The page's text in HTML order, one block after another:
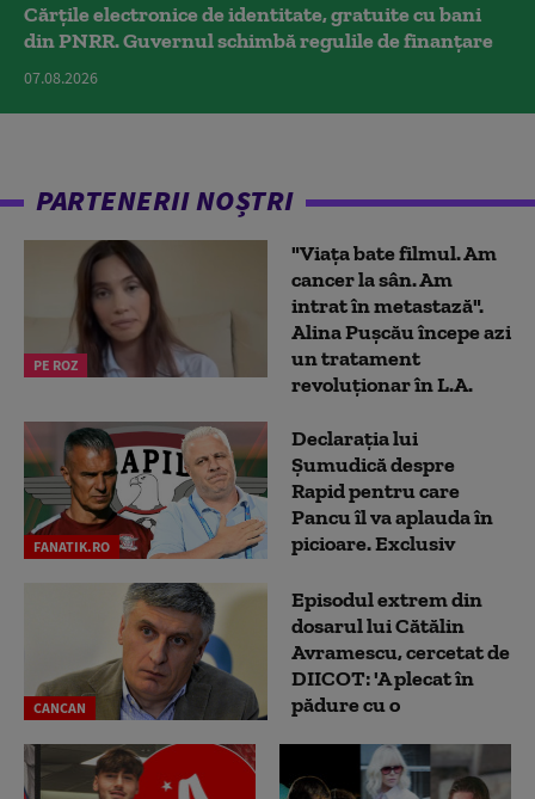
Cărțile electronice de identitate, gratuite cu bani
din PNRR. Guvernul schimbă regulile de finanțare
07.08.2026
PARTENERII NOȘTRI
PE ROZ
"Viața bate filmul. Am
cancer la sân. Am
intrat în metastază".
Alina Pușcău începe azi
un tratament
revoluționar în L.A.
FANATIK.RO
Declarația lui
Șumudică despre
Rapid pentru care
Pancu îl va aplauda în
picioare. Exclusiv
CANCAN
Episodul extrem din
dosarul lui Cătălin
Avramescu, cercetat de
DIICOT: 'A plecat în
pădure cu o